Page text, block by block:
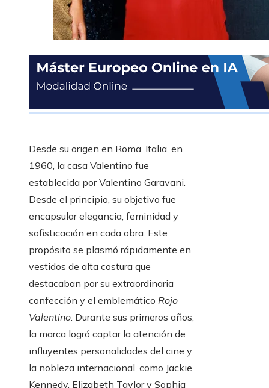
Desde su origen en Roma, Italia, en
1960, la casa Valentino fue
establecida por Valentino Garavani.
Desde el principio, su objetivo fue
encapsular elegancia, feminidad y
sofisticación en cada obra. Este
propósito se plasmó rápidamente en
vestidos de alta costura que
destacaban por su extraordinaria
confección y el emblemático Rojo
Valentino. Durante sus primeros años,
la marca logró captar la atención de
influyentes personalidades del cine y
la nobleza internacional, como Jackie
Kennedy, Elizabeth Taylor y Sophia